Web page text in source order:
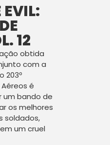
12
obtida
com a
203º
é
um bando de
os melhores
soldados,
um cruel